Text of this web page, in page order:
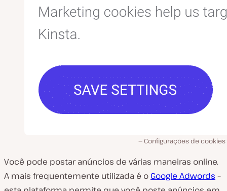
Configurações de cookies
Você pode postar anúncios de várias maneiras online.
A mais frequentemente utilizada é o Google Adwords –